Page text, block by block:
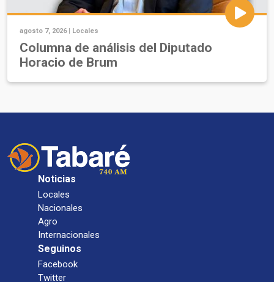
agosto 7, 2026 | Locales
Columna de análisis del Diputado
Horacio de Brum
Noticias
Locales
Nacionales
Agro
Internacionales
Seguinos
Facebook
Twitter